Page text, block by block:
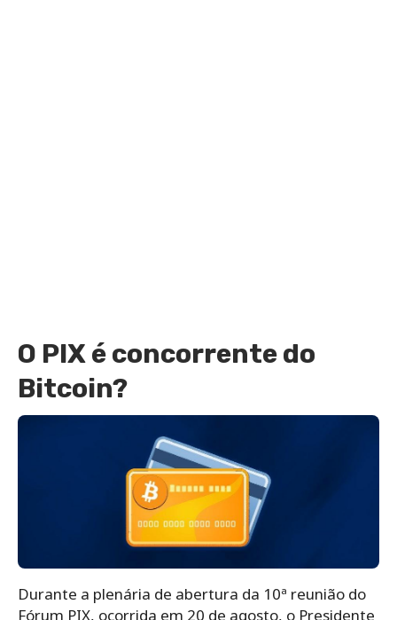
O PIX é concorrente do
Bitcoin?
Durante a plenária de abertura da 10ª reunião do
Fórum PIX, ocorrida em 20 de agosto, o Presidente